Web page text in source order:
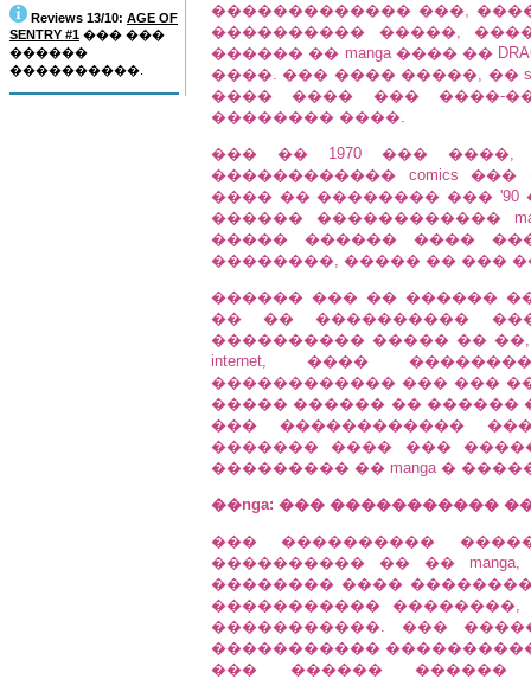
Reviews 13/10: AGE OF
SENTRY #1 ��� ���
������
����������.
������������� ���,
���������� �����,
������ �� manga ���� ��
����. ��� ���� �����, ��
���� ���� ��� ����-
�������� ����.
��� �� 1970 ��� ����,
������������ comics
���� �� �������� ���
������ ������������
����� ������ ����
��������, ����� �� ���
������ ��� �� ������
�� �� ����������
���������� ����� ��
internet, ����
������������ ��� ���
����� ������ �� ������
��� ������������
������� ���� ���
��������� �� manga �
��nga: ��� �����������
��� ����������
���������� �� ��
�������� ����
�����������
�����������. ���
�����������
��� ������ ������